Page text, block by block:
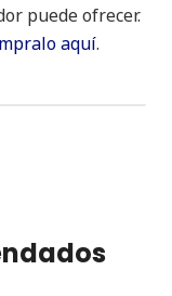
puede ofrecer.
aquí.